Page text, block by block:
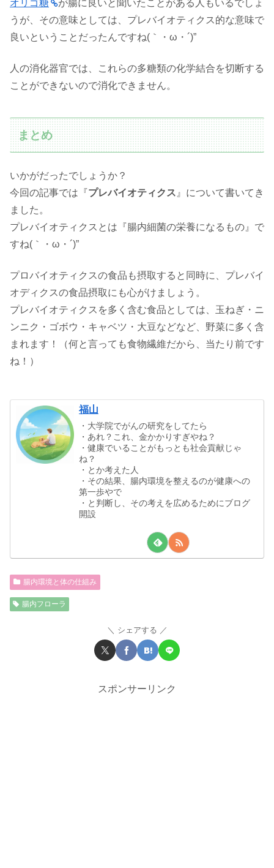
オリゴ糖
が腸に良いと聞いたことがある人もいるでしょ
うが、その意味としては、プレバイオティクス的な意味で
良いということだったんですね(｀・ω・´)”
人の消化器官では、これらの多糖類の化学結合を切断する
ことができないので消化できません。
まとめ
いかがだったでしょうか？
今回の記事では『プレバイオティクス 』について書いてき
ました。
プレバイオティクスとは『腸内細菌の栄養になるもの』で
すね(｀・ω・´)”
プロバイオティクスの食品も摂取すると同時に、プレバイ
オディクスの食品摂取にも心がけましょう。
プレバイオティクスを多く含む食品としては、玉ねぎ・ニ
ンニク・ゴボウ・キャベツ・大豆などなど、野菜に多く含
まれます！（何と言っても食物繊維だから、当たり前です
ね！）
福山
・大学院でがんの研究をしてたら
・あれ？これ、金かかりすぎやね？
・健康でいることがもっとも社会貢献じゃ
ね？
・とか考えた人
・その結果、腸内環境を整えるのが健康への
第一歩やで
・と判断し、その考えを広めるためにブログ
開設
腸内環境と体の仕組み
腸内フローラ
シェアする
スポンサーリンク